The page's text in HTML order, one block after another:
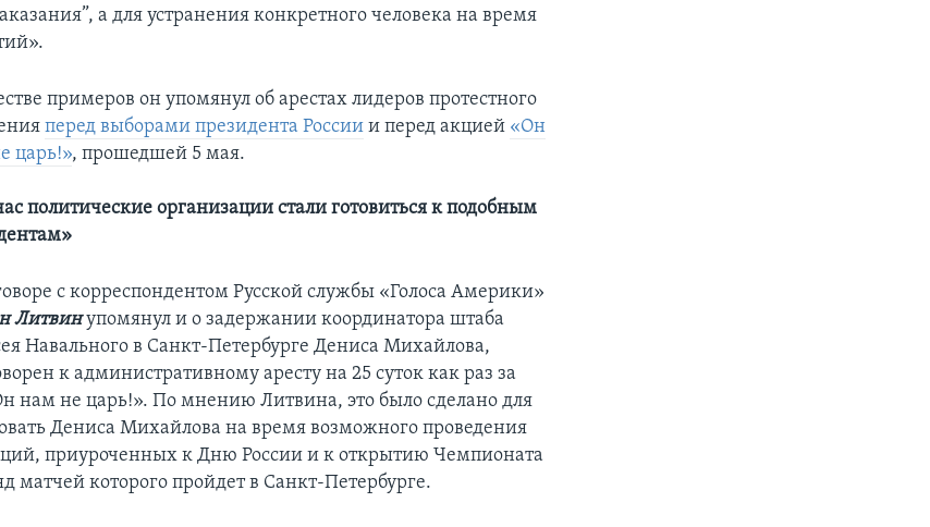
а для устранения конкретного человека на время
примеров он упомянул об арестах лидеров протестного
перед выборами президента Россиии перед акцией «Он
царь!», прошедшей 5 мая.
политические организации стали готовиться к подобным
с корреспондентом Русской службы «Голоса Америки»
Литвинупомянул и о задержании координатора штаба
Навального в Санкт-Петербурге Дениса Михайлова,
к административному аресту на 25 суток как раз за
нам не царь!». По мнению Литвина, это было сделано для
Дениса Михайлова на время возможного проведения
приуроченных к Дню России и к открытию Чемпионата
матчей которого пройдет в Санкт-Петербурге.